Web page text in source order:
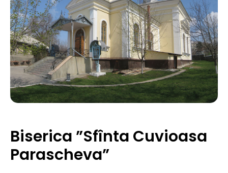
Biserica ”Sfînta Cuvioasa
Parascheva”